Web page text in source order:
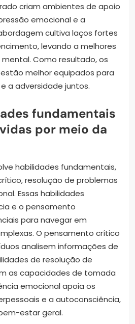
criam ambientes de apoio
emocional e a
cultiva laços fortes
levando a melhores
Como resultado, os
melhor equipados para
a adversidade juntos.
fundamentais
por meio da
habilidades fundamentais,
resolução de problemas
Essas habilidades
e o pensamento
para navegar em
O pensamento crítico
analisem informações de
de resolução de
as capacidades de tomada
emocional apoia os
e a autoconsciência,
estar geral.